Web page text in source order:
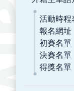
活動時程
報名網址
初賽名單
決賽名單
得獎名單